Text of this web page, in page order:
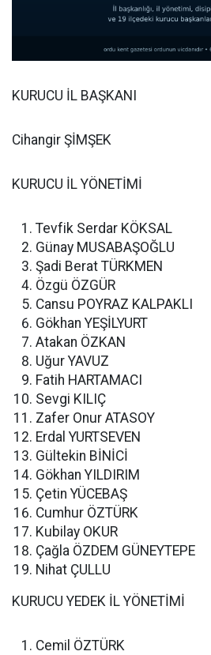
KURUCU İL BAŞKANI
Cihangir ŞİMŞEK
KURUCU İL YÖNETİMİ
Tevfik Serdar KÖKSAL
Günay MUSABAŞOĞLU
Şadi Berat TÜRKMEN
Özgü ÖZGÜR
Cansu POYRAZ KALPAKLI
Gökhan YEŞİLYURT
Atakan ÖZKAN
Uğur YAVUZ
Fatih HARTAMACI
Sevgi KILIÇ
Zafer Onur ATASOY
Erdal YURTSEVEN
Gültekin BİNİCİ
Gökhan YILDIRIM
Çetin YÜCEBAŞ
Cumhur ÖZTÜRK
Kubilay OKUR
Çağla ÖZDEM GÜNEYTEPE
Nihat ÇULLU
KURUCU YEDEK İL YÖNETİMİ
Cemil ÖZTÜRK